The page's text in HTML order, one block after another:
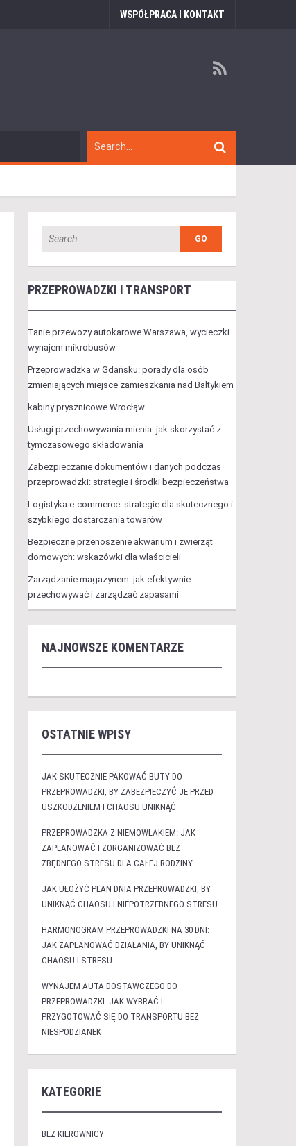
WSPÓŁPRACA I KONTAKT
PRZEPROWADZKI I TRANSPORT
Tanie przewozy autokarowe Warszawa, wycieczki
wynajem mikrobusów
Przeprowadzka w Gdańsku: porady dla osób
zmieniających miejsce zamieszkania nad Bałtykiem
kabiny prysznicowe Wrocłąw
Usługi przechowywania mienia: jak skorzystać z
tymczasowego składowania
Zabezpieczanie dokumentów i danych podczas
przeprowadzki: strategie i środki bezpieczeństwa
Logistyka e-commerce: strategie dla skutecznego i
szybkiego dostarczania towarów
Bezpieczne przenoszenie akwarium i zwierząt
domowych: wskazówki dla właścicieli
Zarządzanie magazynem: jak efektywnie
przechowywać i zarządzać zapasami
NAJNOWSZE KOMENTARZE
OSTATNIE WPISY
JAK SKUTECZNIE PAKOWAĆ BUTY DO
PRZEPROWADZKI, BY ZABEZPIECZYĆ JE PRZED
USZKODZENIEM I CHAOSU UNIKNĄĆ
PRZEPROWADZKA Z NIEMOWLAKIEM: JAK
ZAPLANOWAĆ I ZORGANIZOWAĆ BEZ
ZBĘDNEGO STRESU DLA CAŁEJ RODZINY
JAK UŁOŻYĆ PLAN DNIA PRZEPROWADZKI, BY
UNIKNĄĆ CHAOSU I NIEPOTRZEBNEGO STRESU
HARMONOGRAM PRZEPROWADZKI NA 30 DNI:
JAK ZAPLANOWAĆ DZIAŁANIA, BY UNIKNĄĆ
CHAOSU I STRESU
WYNAJEM AUTA DOSTAWCZEGO DO
PRZEPROWADZKI: JAK WYBRAĆ I
PRZYGOTOWAĆ SIĘ DO TRANSPORTU BEZ
NIESPODZIANEK
KATEGORIE
BEZ KIEROWNICY